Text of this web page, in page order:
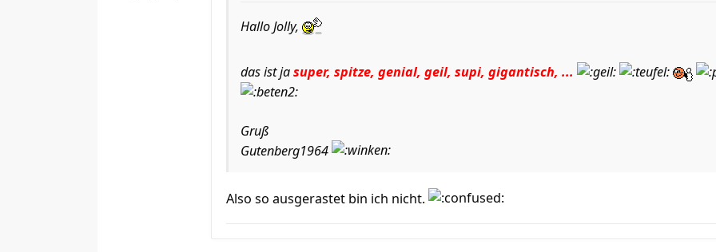
Hallo Jolly,
das ist jasuper, spitze, genial, geil, supi, gigantisch, ...
Gruß
Gutenberg1964
Also so ausgerastet bin ich nicht.